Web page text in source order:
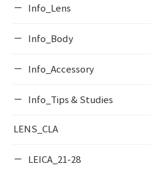
Info_Lens
Info_Body
Info_Accessory
Info_Tips & Studies
LENS_CLA
LEICA_21-28